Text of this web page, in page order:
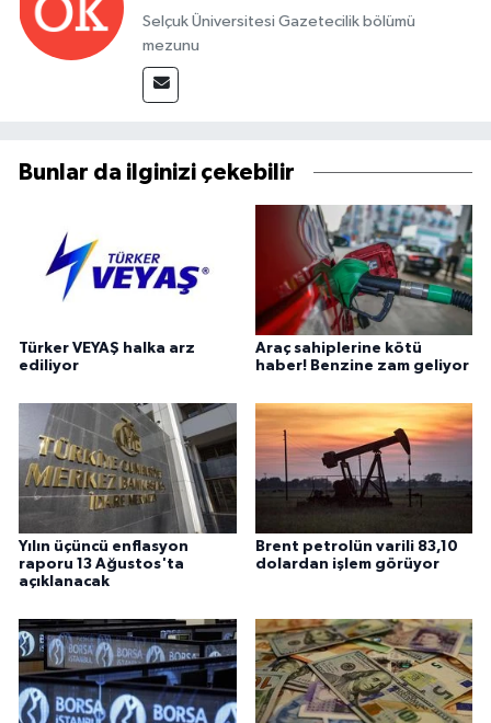
Selçuk Üniversitesi Gazetecilik bölümü
mezunu
Bunlar da ilginizi çekebilir
Türker VEYAŞ halka arz
ediliyor
Araç sahiplerine kötü
haber! Benzine zam geliyor
Yılın üçüncü enflasyon
raporu 13 Ağustos'ta
açıklanacak
Brent petrolün varili 83,10
dolardan işlem görüyor